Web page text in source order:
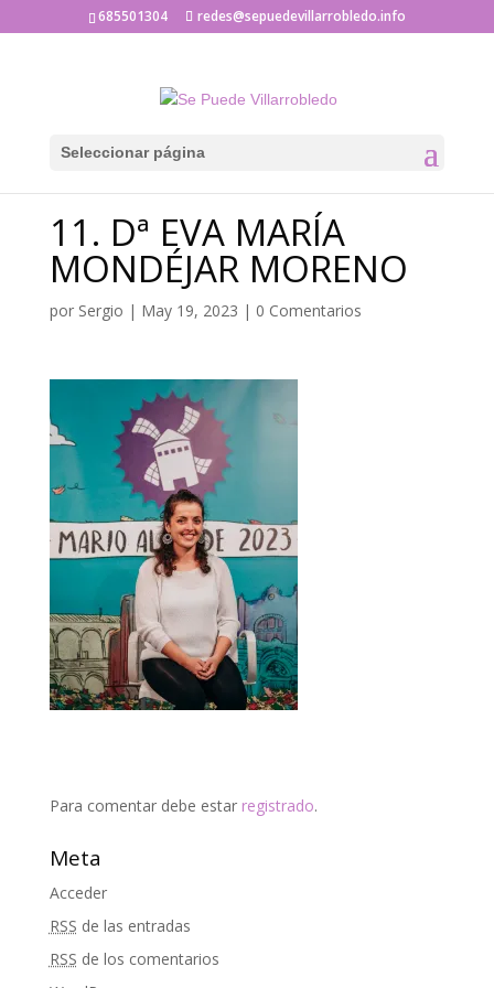
685501304 redes@sepuedevillarrobledo.info
Seleccionar página
11. Dª EVA MARÍA
MONDÉJAR MORENO
por Sergio | May 19, 2023 | 0 Comentarios
Para comentar debe estar registrado.
Meta
Acceder
RSS de las entradas
RSS de los comentarios